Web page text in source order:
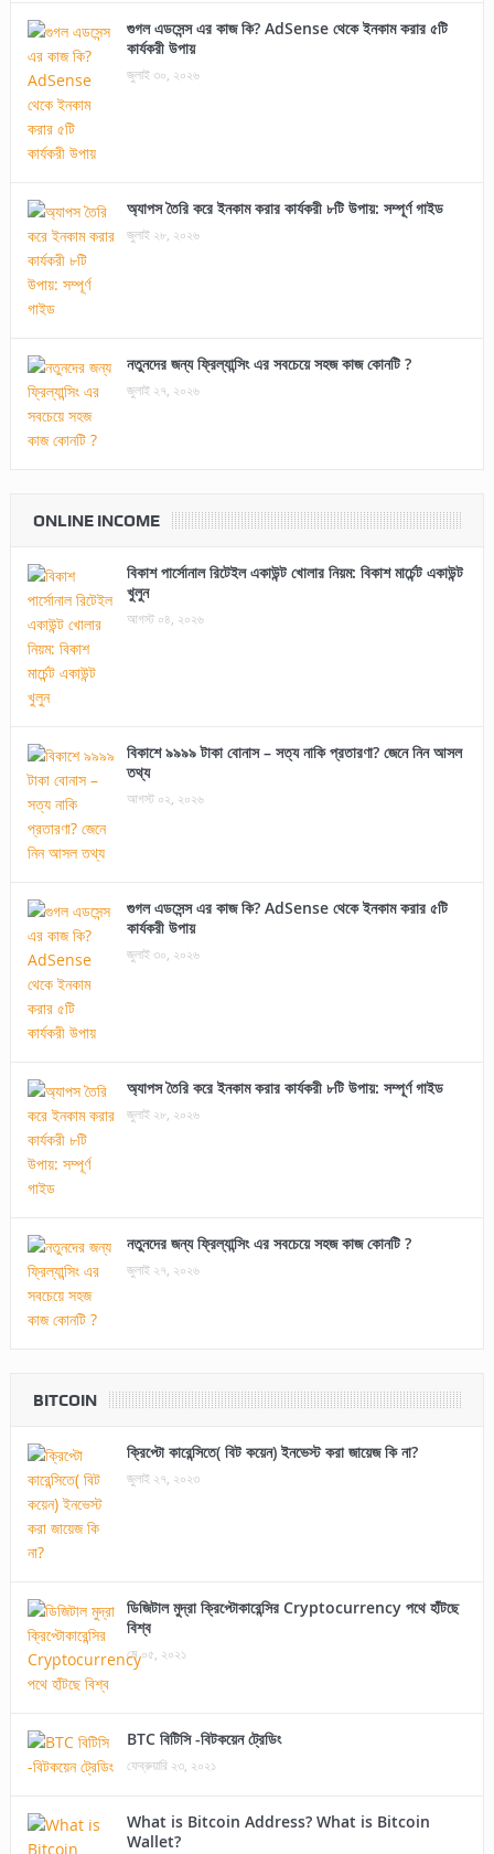
গুগল এডসেন্স এর কাজ কি? AdSense থেকে ইনকাম করার ৫টি
কার্যকরী উপায়
জুলাই ৩০, ২০২৬
অ্যাপস তৈরি করে ইনকাম করার কার্যকরী ৮টি উপায়: সম্পূর্ণ গাইড
জুলাই ২৮, ২০২৬
নতুনদের জন্য ফ্রিল্যান্সিং এর সবচেয়ে সহজ কাজ কোনটি ?
জুলাই ২৭, ২০২৬
ONLINE INCOME
বিকাশ পার্সোনাল রিটেইল একাউন্ট খোলার নিয়ম: বিকাশ মার্চেন্ট একাউন্ট
খুলুন
আগস্ট ০৪, ২০২৬
বিকাশে ৯৯৯৯ টাকা বোনাস – সত্য নাকি প্রতারণা? জেনে নিন আসল
তথ্য
আগস্ট ০২, ২০২৬
গুগল এডসেন্স এর কাজ কি? AdSense থেকে ইনকাম করার ৫টি
কার্যকরী উপায়
জুলাই ৩০, ২০২৬
অ্যাপস তৈরি করে ইনকাম করার কার্যকরী ৮টি উপায়: সম্পূর্ণ গাইড
জুলাই ২৮, ২০২৬
নতুনদের জন্য ফ্রিল্যান্সিং এর সবচেয়ে সহজ কাজ কোনটি ?
জুলাই ২৭, ২০২৬
BITCOIN
ক্রিপ্টো কারেন্সিতে( বিট কয়েন) ইনভেস্ট করা জায়েজ কি না?
জুলাই ২৭, ২০২৩
ডিজিটাল মুদ্রা ক্রিপ্টোকারেন্সির Cryptocurrency পথে হাঁটছে
বিশ্ব
মে ০৫, ২০২১
BTC বিটিসি -বিটকয়েন ট্রেডিং
ফেব্রুয়ারি ২৩, ২০২১
What is Bitcoin Address? What is Bitcoin
Wallet?